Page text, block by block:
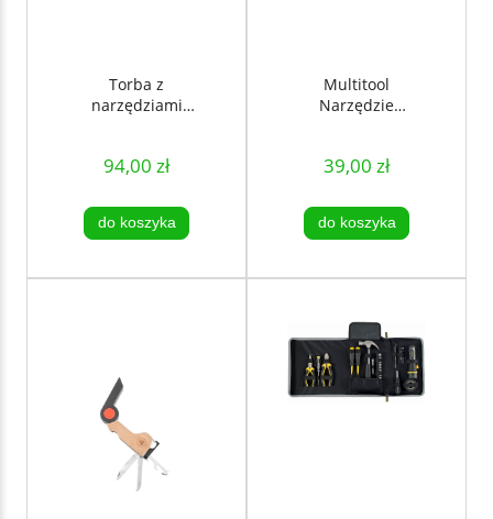
Torba z
narzędziami
pielęgnacji ogrodu
94,00 zł
do koszyka
Multitool
Narzędzie
39,00 zł
do koszyka